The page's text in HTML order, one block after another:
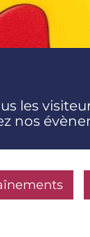
les
nos